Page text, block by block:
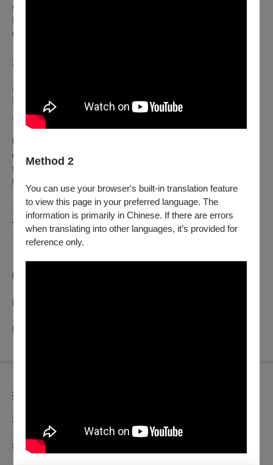
Method 2
You can use your browser's built-in translation feature
to view this page in your preferred language. The
information is primarily in Chinese. If there are errors
when translating into other languages, it’s provided for
reference only.
she is named one of
Independent Film in 2011, alongside collaborator Daniel
GARCIA.
丹尼爾・嘉西亞 Daniel GARCIA
來自德州，紐約大學畢業。與創作夥伴拉妮雅・阿提耶合導多
部電影，創作擴及錄像與劇集。近作《Initials S.G.》於美國翠
貝卡影展首映。
From Texas and a graduate of NYU. He co-directs films with
collaborator Rania ATTIEH, working across video and TV
series. Their recent film
Festival.
✹˚₊· ͟͟͞͞➳ ⁌ 第𝟑𝟐屆台灣國際女性影展 ⁍ ·₊˚𖤐
————— 𝟚𝟘𝟚𝟝.𝟙𝟘.𝟙𝟟 – 𝟙𝟘.𝟚𝟞 —————
⧻⧻⧻⧻⧻⧻⩥光點華山電影館⩤⧻⧻⧻⧻⧻⧻
▎追蹤女影🅕🅑｜台灣國際女性影展
▎追蹤女影🅘🅖｜
https://www.instagram.com/wmwiff/
http://www.wmw.org.tw/
https://reurl.cc/DOL056
折扣方案
影展套票
1,080元／套，可兌換6張電影票券
銷售期間：9/17（三）20:00起至10/16（四）23：59止